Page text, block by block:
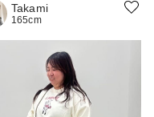
Takami
165cm